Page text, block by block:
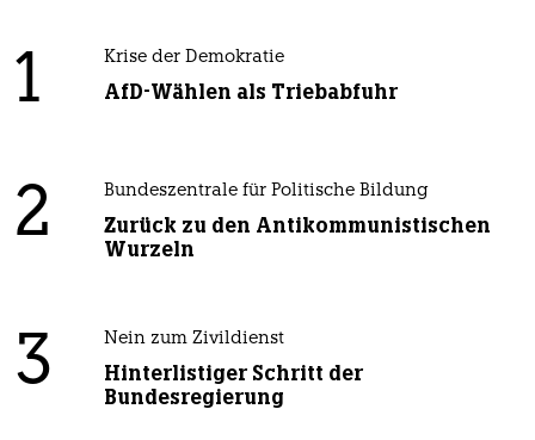
1 Krise der Demokratie
AfD-Wählen als Triebabfuhr
2 Bundeszentrale für Politische Bildung
Zurück zu den Antikommunistischen
Wurzeln
3 Nein zum Zivildienst
Hinterlistiger Schritt der
Bundesregierung